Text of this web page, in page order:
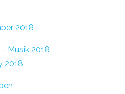
2018
Musik 2018
2018